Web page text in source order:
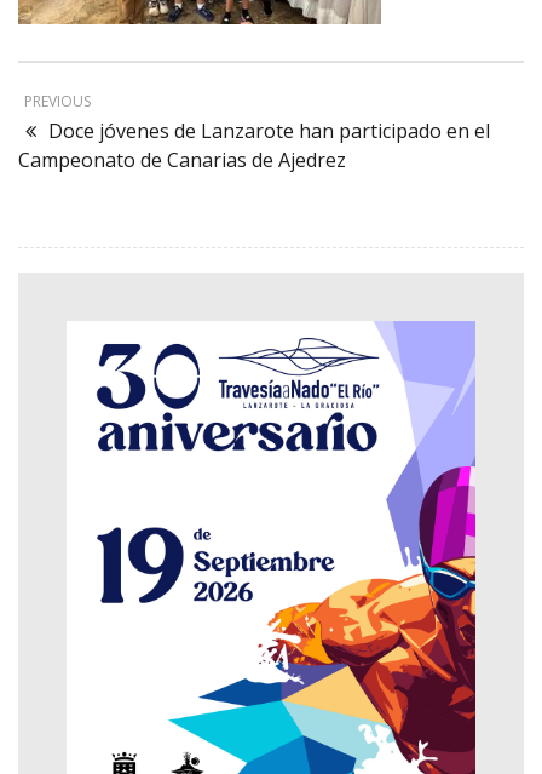
PREVIOUS
Doce jóvenes de Lanzarote han participado en el
Campeonato de Canarias de Ajedrez